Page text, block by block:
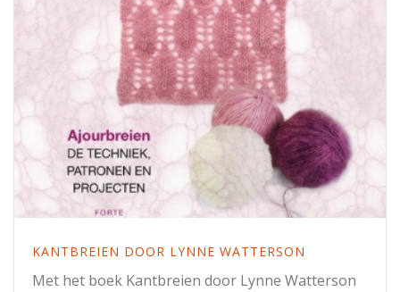
KANTBREIEN DOOR LYNNE WATTERSON
Met het boek Kantbreien door Lynne Watterson